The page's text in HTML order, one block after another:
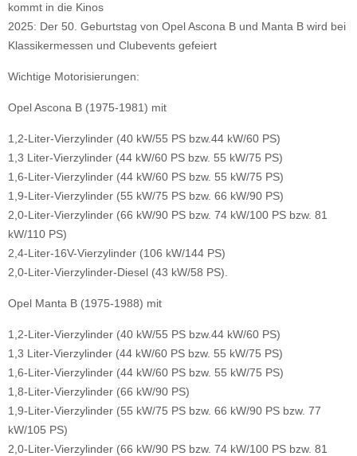
kommt in die Kinos
2025: Der 50. Geburtstag von Opel Ascona B und Manta B wird bei
Klassikermessen und Clubevents gefeiert
Wichtige Motorisierungen:
Opel Ascona B (1975-1981) mit
1,2-Liter-Vierzylinder (40 kW/55 PS bzw.44 kW/60 PS)
1,3 Liter-Vierzylinder (44 kW/60 PS bzw. 55 kW/75 PS)
1,6-Liter-Vierzylinder (44 kW/60 PS bzw. 55 kW/75 PS)
1,9-Liter-Vierzylinder (55 kW/75 PS bzw. 66 kW/90 PS)
2,0-Liter-Vierzylinder (66 kW/90 PS bzw. 74 kW/100 PS bzw. 81
kW/110 PS)
2,4-Liter-16V-Vierzylinder (106 kW/144 PS)
2,0-Liter-Vierzylinder-Diesel (43 kW/58 PS).
Opel Manta B (1975-1988) mit
1,2-Liter-Vierzylinder (40 kW/55 PS bzw.44 kW/60 PS)
1,3 Liter-Vierzylinder (44 kW/60 PS bzw. 55 kW/75 PS)
1,6-Liter-Vierzylinder (44 kW/60 PS bzw. 55 kW/75 PS)
1,8-Liter-Vierzylinder (66 kW/90 PS)
1,9-Liter-Vierzylinder (55 kW/75 PS bzw. 66 kW/90 PS bzw. 77
kW/105 PS)
2,0-Liter-Vierzylinder (66 kW/90 PS bzw. 74 kW/100 PS bzw. 81